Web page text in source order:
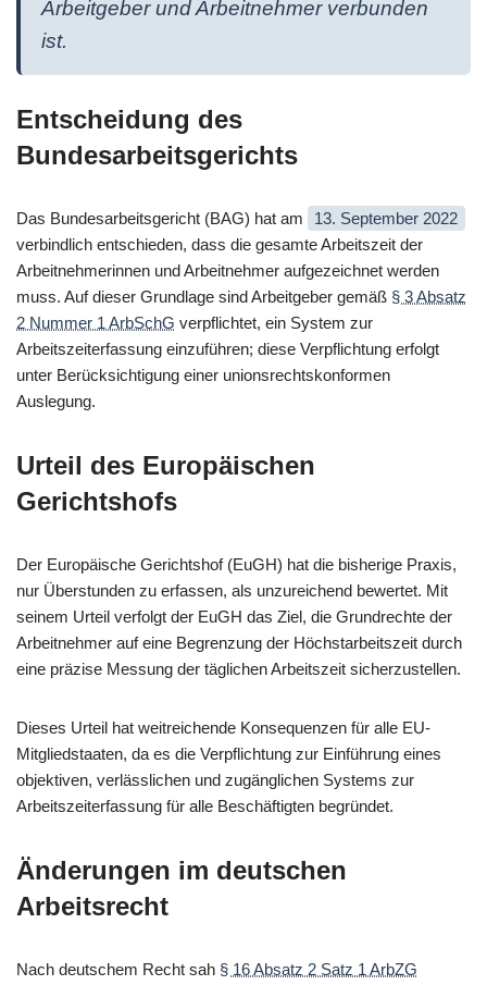
Arbeitgeber und Arbeitnehmer verbunden
ist.
Entscheidung des
Bundesarbeitsgerichts
Das Bundesarbeitsgericht (BAG) hat am
13. September 2022
verbindlich entschieden, dass die gesamte Arbeitszeit der
Arbeitnehmerinnen und Arbeitnehmer aufgezeichnet werden
muss. Auf dieser Grundlage sind Arbeitgeber gemäß § 3 Absatz
2 Nummer 1 ArbSchG verpflichtet, ein System zur
Arbeitszeiterfassung einzuführen; diese Verpflichtung erfolgt
unter Berücksichtigung einer unionsrechtskonformen
Auslegung.
Urteil des Europäischen
Gerichtshofs
Der Europäische Gerichtshof (EuGH) hat die bisherige Praxis,
nur Überstunden zu erfassen, als unzureichend bewertet. Mit
seinem Urteil verfolgt der EuGH das Ziel, die Grundrechte der
Arbeitnehmer auf eine Begrenzung der Höchstarbeitszeit durch
eine präzise Messung der täglichen Arbeitszeit sicherzustellen.
Dieses Urteil hat weitreichende Konsequenzen für alle EU-
Mitgliedstaaten, da es die Verpflichtung zur Einführung eines
objektiven, verlässlichen und zugänglichen Systems zur
Arbeitszeiterfassung für alle Beschäftigten begründet.
Änderungen im deutschen
Arbeitsrecht
Nach deutschem Recht sah § 16 Absatz 2 Satz 1 ArbZG